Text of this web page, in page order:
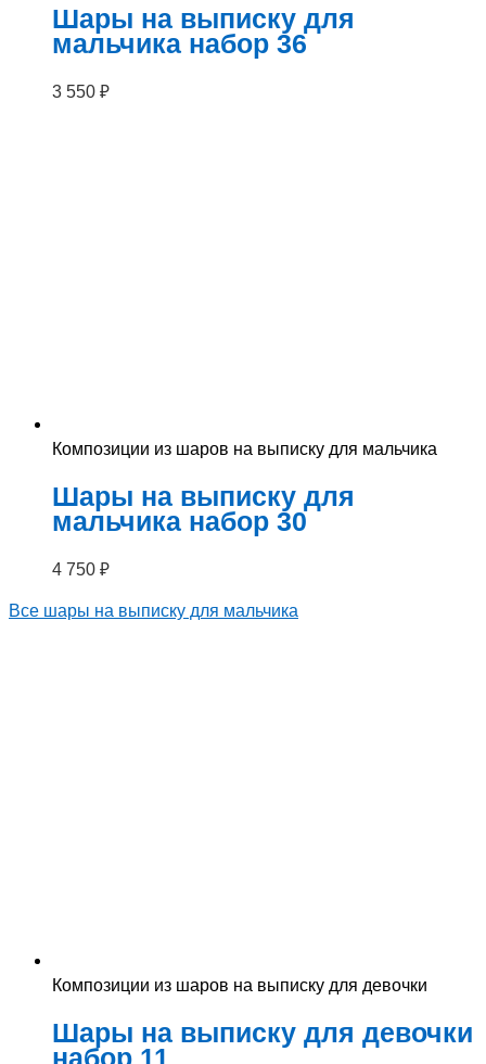
Шары на выписку для
мальчика набор 36
3 550 ₽
Композиции из шаров на выписку для мальчика
Шары на выписку для
мальчика набор 30
4 750 ₽
Все шары на выписку для мальчика
Композиции из шаров на выписку для девочки
Шары на выписку для девочки
набор 11